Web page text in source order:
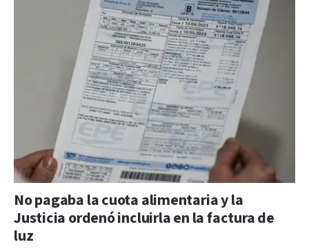
No pagaba la cuota alimentaria y la
Justicia ordenó incluirla en la factura de
luz